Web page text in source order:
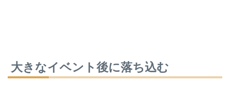
大きなイベント後に落ち込む